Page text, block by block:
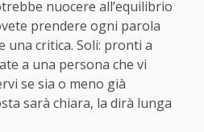
nuocere all’equilibrio
prendere ogni parola
una critica. Soli: pronti a
a una persona che vi
se sia o meno già
sarà chiara, la dirà lunga